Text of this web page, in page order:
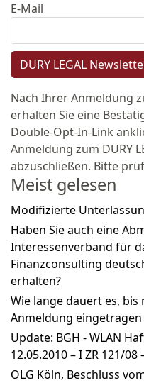
E-Mail
DURY LEGAL
Nach Ihrer Anmeldung
erhalten Sie eine
Double-Opt-In-Link
Anmeldung zum DURY
abzuschließen. Bitte
Meist gelesen
Modifizierte
Haben Sie auch eine
Interessenverband für
Finanzconsulting
erhalten?
Wie lange dauert es,
Anmeldung
Update: BGH - WLAN
12.05.2010 – I ZR 121/
OLG Köln, Beschluss